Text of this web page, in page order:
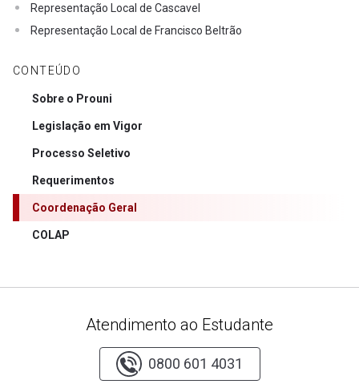
CONTEÚDO
Sobre o Prouni
Legislação em Vigor
Processo Seletivo
Requerimentos
Coordenação Geral
COLAP
Representação Local de Cascavel
Representação Local de Francisco Beltrão
Atendimento ao Estudante
0800 601 4031